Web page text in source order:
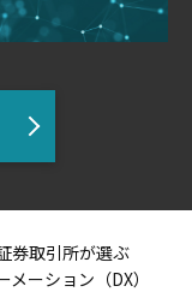
券取引所が選ぶ
メーション（DX）